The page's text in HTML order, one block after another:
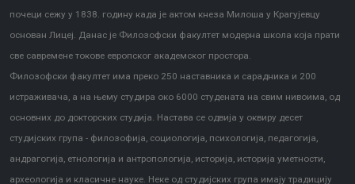
почеци сежу у 1838. годину када је актом кнеза Милоша у Крагујевцу
основан Лицеј. Данас је Филозофски факултет модерна школа која прати
све савремене токове европског академског простора.
Филозофски факултет има преко 250 наставника и сарадника и 200
истраживача, а на њему студира око 6000 студената на свим нивоима, од
основних до докторских студија. Настава се одвија у оквиру десет
студијских група - филозофија, социологија, психологија, педагогија,
андрагогија, етнологија и антропологија, историја, историја уметности,
археологија и класичне науке. Неке од студијских група имају традицију